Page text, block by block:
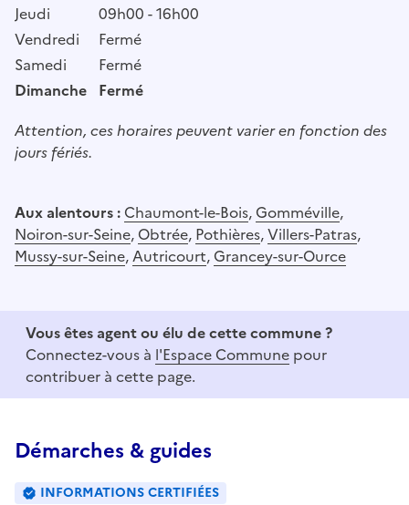
Jeudi
09h00 - 16h00
Vendredi
Fermé
Samedi
Fermé
Dimanche Fermé
Attention, ces horaires peuvent varier en fonction des
jours fériés.
Aux alentours : Chaumont-le-Bois,Gomméville,
Noiron-sur-Seine, Obtrée, Pothières,Villers-Patras,
Mussy-sur-Seine,Autricourt,Grancey-sur-Ource
Vous êtes agent ou élu de cette commune ?
Connectez-vous à l'Espace Commune pour
contribuer à cette page.
Démarches & guides
INFORMATIONS CERTIFIÉES